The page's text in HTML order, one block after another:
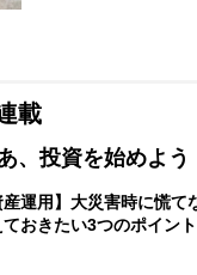
載
、投資を始めよう
産運用】大災害時に慌て
ておきたい3つのポイン